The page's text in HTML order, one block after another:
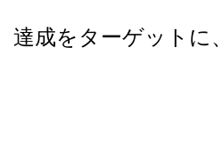
達成をターゲットに、